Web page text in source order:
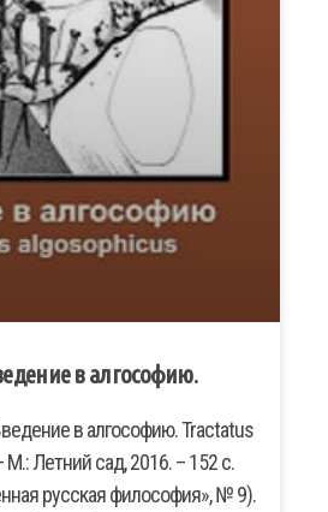
в алгософию.
в алгософию. Tractatus
Летний сад, 2016. – 152 с.
русская философия», № 9).